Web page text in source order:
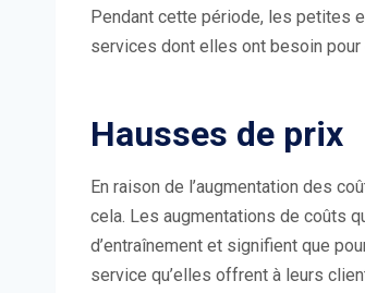
Pendant cette période, les petites
services dont elles ont besoin
Hausses de prix
En raison de l’augmentation des
cela. Les augmentations de coûts
d’entraînement et signifient que
service qu’elles offrent à leurs